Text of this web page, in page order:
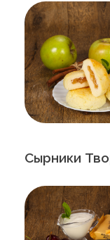
Сырники